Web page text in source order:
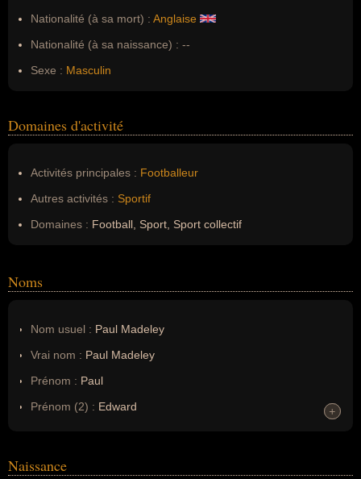
Nationalité (à sa mort) : Anglaise
Nationalité (à sa naissance) : --
Sexe : Masculin
Domaines d'activité
Activités principales : Footballeur
Autres activités : Sportif
Domaines : Football, Sport, Sport collectif
Noms
Nom usuel : Paul Madeley
Vrai nom : Paul Madeley
Prénom : Paul
Prénom (2) : Edward
+
+
Naissance